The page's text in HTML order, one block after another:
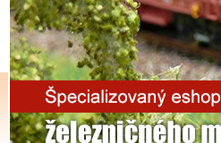
Železničné